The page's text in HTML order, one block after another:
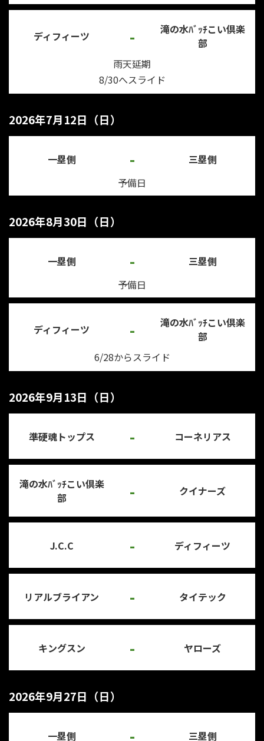
ディフィーツ -
滝の水ﾊﾞｯﾁこい倶楽
部
雨天延期
8/30へスライド
2026年7月12日（日）
一塁側 -
三塁側
予備日
2026年8月30日（日）
一塁側 -
三塁側
予備日
ディフィーツ -
滝の水ﾊﾞｯﾁこい倶楽
部
6/28からスライド
2026年9月13日（日）
準硬魂トップス - コーネリアス
滝の水ﾊﾞｯﾁこい倶楽
部
- クイナーズ
J.C.C - ディフィーツ
リアルブライアン - タイテック
キングスン - ヤローズ
2026年9月27日（日）
一塁側 - 三塁側